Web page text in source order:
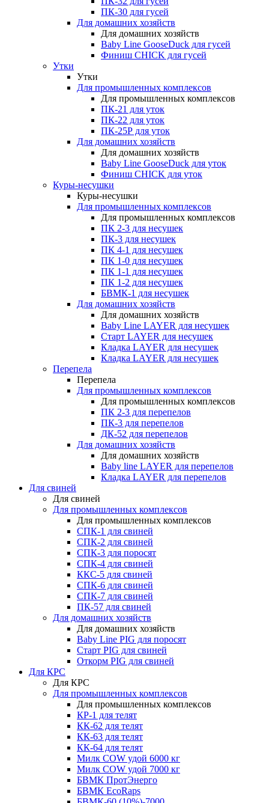
ПК-30 для гусей
Для домашних хозяйств
Для домашних хозяйств
Baby Line GooseDuck для гусей
Финиш CHICK для гусей
Утки
Утки
Для промышленных комплексов
Для промышленных комплексов
ПК-21 для уток
ПК-22 для уток
ПК-25Р для уток
Для домашних хозяйств
Для домашних хозяйств
Baby Line GooseDuck для уток
Финиш CHICK для уток
Куры-несушки
Куры-несушки
Для промышленных комплексов
Для промышленных комплексов
ПК 2-3 для несушек
ПК-3 для несушек
ПК 4-1 для несушек
ПК 1-0 для несушек
ПК 1-1 для несушек
ПК 1-2 для несушек
БВМК-1 для несушек
Для домашних хозяйств
Для домашних хозяйств
Baby Line LAYER для несушек
Старт LAYER для несушек
Кладка LAYER для несушек
Кладка LAYER для несушек
Перепела
Перепела
Для промышленных комплексов
Для промышленных комплексов
ПК 2-3 для перепелов
ПК-3 для перепелов
ДК-52 для перепелов
Для домашних хозяйств
Для домашних хозяйств
Baby line LAYER для перепелов
Кладка LAYER для перепелов
Для свиней
Для свиней
Для промышленных комплексов
Для промышленных комплексов
СПК-1 для свиней
СПК-2 для свиней
СПК-3 для поросят
СПК-4 для свиней
ККС-5 для свиней
СПК-6 для свиней
СПК-7 для свиней
ПК-57 для свиней
Для домашних хозяйств
Для домашних хозяйств
Baby Line PIG для поросят
Старт PIG для свиней
Откорм PIG для свиней
Для КРС
Для КРС
Для промышленных комплексов
Для промышленных комплексов
КР-1 для телят
КК-62 для телят
КК-63 для телят
КК-64 для телят
Милк COW удой 6000 кг
Милк COW удой 7000 кг
БВМК ПротЭнерго
БВМК EcoRaps